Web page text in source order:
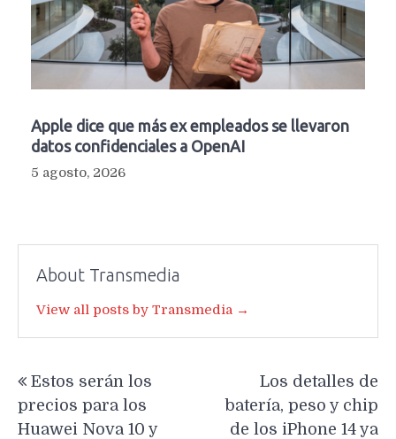
Apple dice que más ex empleados se llevaron
datos confidenciales a OpenAI
5 agosto, 2026
About Transmedia
View all posts by Transmedia →
de
entradas
Estos serán los
precios para los
Huawei Nova 10 y
Los detalles de
batería, peso y chip
de los iPhone 14 ya